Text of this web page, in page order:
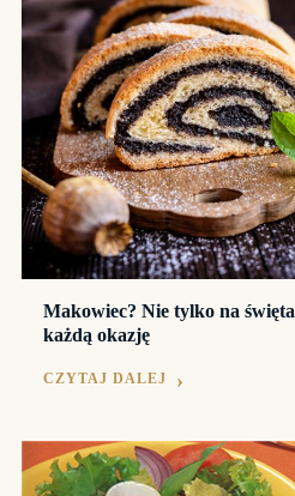
Makowiec? Nie tylko na
każdą okazję
CZYTAJ DALEJ